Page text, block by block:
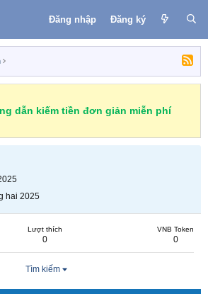
Đăng nhập Đăng ký
dẫn kiếm tiền đơn giản miễn phí
hai 2025
Lượt thích
0
VNB Token
0
Tìm kiếm